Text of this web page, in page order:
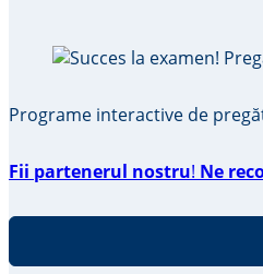
Programe interactive de
Fii partenerul nostru! Ne